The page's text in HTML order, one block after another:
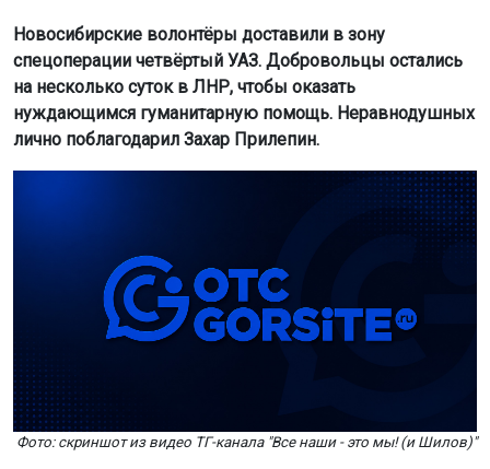
Новосибирские волонтёры доставили в зону
спецоперации четвёртый УАЗ. Добровольцы остались
на несколько суток в ЛНР, чтобы оказать
нуждающимся гуманитарную помощь. Неравнодушных
лично поблагодарил Захар Прилепин.
Фото: скриншот из видео ТГ-канала "Все наши - это мы! (и Шилов)"